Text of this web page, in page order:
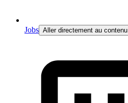
Jobs Aller directement au contenu